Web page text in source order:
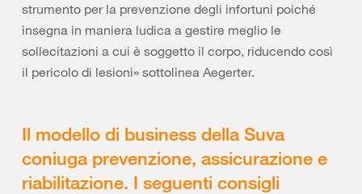
strumento per la prevenzione degli infortuni poiché
insegna in maniera ludica a gestire meglio le
sollecitazioni a cui è soggetto il corpo, riducendo così
il pericolo di lesioni» sottolinea Aegerter.
Il modello di business della Suva
coniuga prevenzione, assicurazione e
riabilitazione. I seguenti consigli